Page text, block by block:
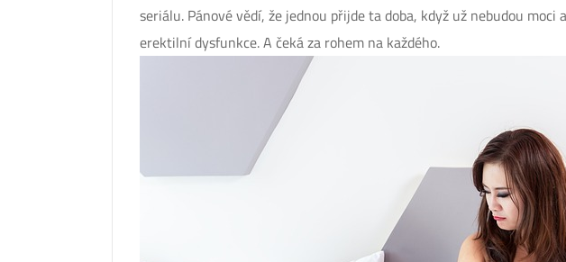
seriálu. Pánové vědí, že jednou přijde ta doba, když už nebudou
erektilní dysfunkce. A čeká za rohem na každého.